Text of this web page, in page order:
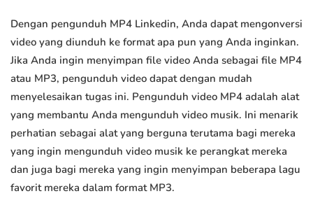
Dengan pengunduh MP4 Linkedin, Anda dapat mengonversi
video yang diunduh ke format apa pun yang Anda inginkan.
Jika Anda ingin menyimpan file video Anda sebagai file MP4
atau MP3, pengunduh video dapat dengan mudah
menyelesaikan tugas ini. Pengunduh video MP4 adalah alat
yang membantu Anda mengunduh video musik. Ini menarik
perhatian sebagai alat yang berguna terutama bagi mereka
yang ingin mengunduh video musik ke perangkat mereka
dan juga bagi mereka yang ingin menyimpan beberapa lagu
favorit mereka dalam format MP3.